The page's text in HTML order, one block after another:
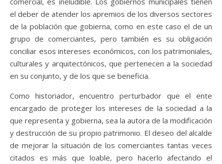
el deber de atender los apremios de los diversos sectores
de la población que gobierna, como en este caso el de un
grupo de comerciantes, pero también es su obligación
conciliar esos intereses económicos, con los patrimoniales,
culturales y arquitectónicos, que pertenecen a la sociedad
en su conjunto, y de los que se beneficia.
Como historiador, encuentro perturbador que el ente
encargado de proteger los intereses de la sociedad a la
que representa y gobierna, sea la autora de la modificación
y destrucción de su propio patrimonio. El deseo del alcalde
de mejorar la situación de los comerciantes tantas veces
citados es más que loable, pero hacerlo afectando el